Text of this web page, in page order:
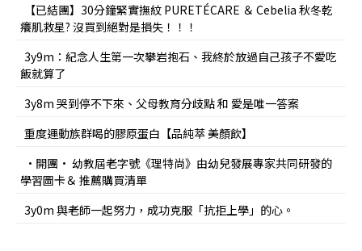
【已結團】30分鐘緊實撫紋 PURETÉCARE ＆ Cebelia 秋冬乾
癢肌救星? 沒買到絕對是損失！！！
3y9m：紀念人生第一次攀岩抱石、我終於放過自己孩子不愛吃
飯就算了
3y8m 哭到停不下來、父母教育分歧點 和 愛是唯一答案
重度運動族群喝的膠原蛋白【品純萃 美顏飲】
•開團• 幼教屆老字號《理特尚》由幼兒發展專家共同研發的
學習圖卡＆ 推薦購買清單
3y0m 與老師一起努力，成功克服「抗拒上學」的心。